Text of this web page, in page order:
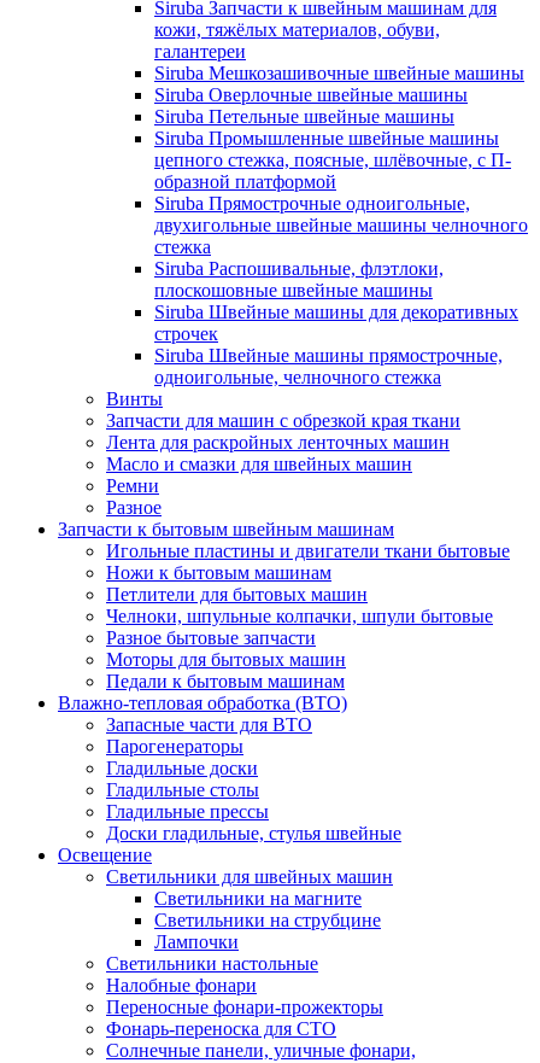
Siruba Запчасти к швейным машинам для
кожи, тяжёлых материалов, обуви,
галантереи
Siruba Мешкозашивочные швейные машины
Siruba Оверлочные швейные машины
Siruba Петельные швейные машины
Siruba Промышленные швейные машины
цепного стежка, поясные, шлёвочные, с П-
образной платформой
Siruba Прямострочные одноигольные,
двухигольные швейные машины челночного
стежка
Siruba Распошивальные, флэтлоки,
плоскошовные швейные машины
Siruba Швейные машины для декоративных
строчек
Siruba Швейные машины прямострочные,
одноигольные, челночного стежка
Винты
Запчасти для машин с обрезкой края ткани
Лента для раскройных ленточных машин
Масло и смазки для швейных машин
Ремни
Разное
Запчасти к бытовым швейным машинам
Игольные пластины и двигатели ткани бытовые
Ножи к бытовым машинам
Петлители для бытовых машин
Челноки, шпульные колпачки, шпули бытовые
Разное бытовые запчасти
Моторы для бытовых машин
Педали к бытовым машинам
Влажно-тепловая обработка (ВТО)
Запасные части для ВТО
Парогенераторы
Гладильные доски
Гладильные столы
Гладильные прессы
Доски гладильные, стулья швейные
Освещение
Светильники для швейных машин
Светильники на магните
Светильники на струбцине
Лампочки
Светильники настольные
Налобные фонари
Переносные фонари-прожекторы
Фонарь-переноска для СТО
Солнечные панели, уличные фонари,